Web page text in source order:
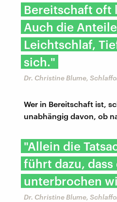
Bereitschaft oft
Auch die
Leichtschlaf,
sich."
Dr. Christine Blume,
Wer in Bereitschaft ist,
unabhängig davon, ob
"Allein die
führt dazu,
unterbrochen
Dr. Christine Blume,